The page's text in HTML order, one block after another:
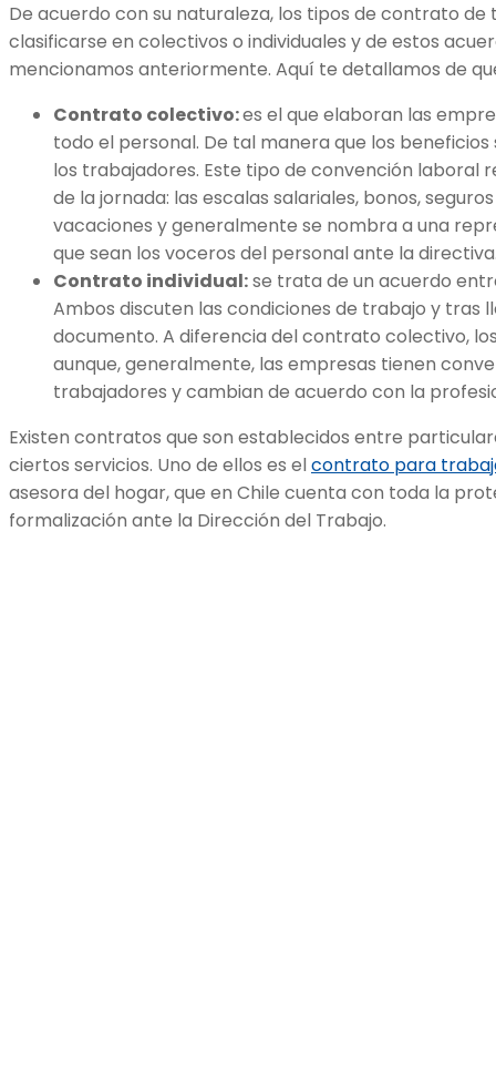
De acuerdo con su naturaleza, los tipos de contrato
clasificarse en colectivos o individuales y de estos
mencionamos anteriormente. Aquí te detallamos de
Contrato colectivo:es el que elaboran las
todo el personal. De tal manera que los
los trabajadores. Este tipo de convención laboral
de la jornada: las escalas salariales, bonos,
vacaciones y generalmente se nombra a una
que sean los voceros del personal ante la
Contrato individual:se trata de un acuerdo
Ambos discuten las condiciones de trabajo y tras
documento. A diferencia del contrato colectivo,
aunque, generalmente, las empresas tienen
trabajadores y cambian de acuerdo con la
Existen contratos que son establecidos entre
ciertos servicios. Uno de ellos es elcontrato para
asesora del hogar, que en Chile cuenta con toda la
formalización ante la Dirección del Trabajo.